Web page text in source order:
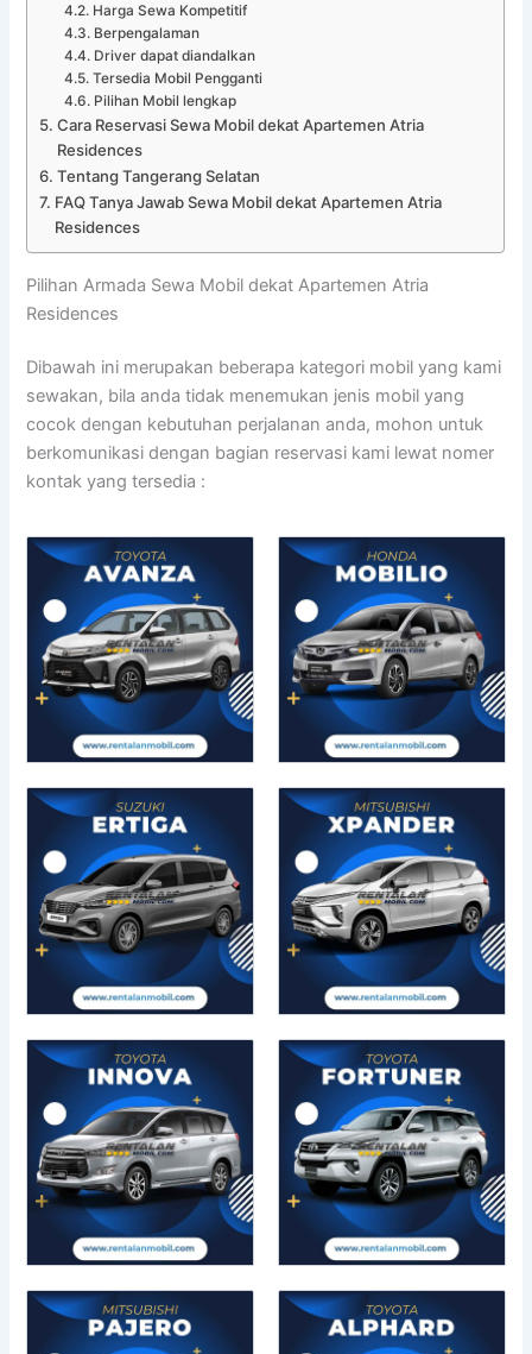
Harga Sewa Kompetitif
Berpengalaman
Driver dapat diandalkan
Tersedia Mobil Pengganti
Pilihan Mobil lengkap
Cara Reservasi Sewa Mobil dekat Apartemen Atria
Residences
Tentang Tangerang Selatan
FAQ Tanya Jawab Sewa Mobil dekat Apartemen Atria
Residences
Pilihan Armada Sewa Mobil dekat Apartemen Atria
Residences
Dibawah ini merupakan beberapa kategori mobil yang kami
sewakan, bila anda tidak menemukan jenis mobil yang
cocok dengan kebutuhan perjalanan anda, mohon untuk
berkomunikasi dengan bagian reservasi kami lewat nomer
kontak yang tersedia :